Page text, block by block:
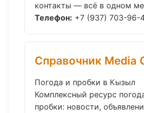
контакты — всё в одном
Телефон: +7 (937) 703-96-
Справочник Media
Погода и пробки в Кызыл
Комплексный ресурс
пробки: новости,